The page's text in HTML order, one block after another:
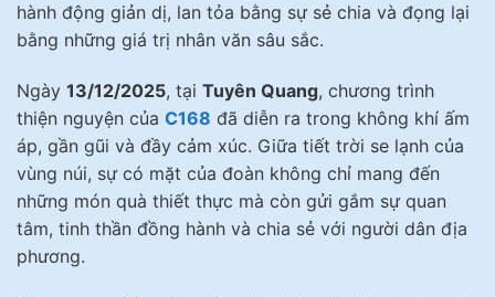
hành động giản dị, lan tỏa bằng sự sẻ chia và đọng lại
bằng những giá trị nhân văn sâu sắc.
Ngày 13/12/2025, tại Tuyên Quang, chương trình
thiện nguyện của C168 đã diễn ra trong không khí ấm
áp, gần gũi và đầy cảm xúc. Giữa tiết trời se lạnh của
vùng núi, sự có mặt của đoàn không chỉ mang đến
những món quà thiết thực mà còn gửi gắm sự quan
tâm, tinh thần đồng hành và chia sẻ với người dân địa
phương.